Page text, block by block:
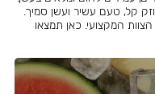
קל, טעם עשיר ועשן סמיך.
המקצועי. כאן תמצאו